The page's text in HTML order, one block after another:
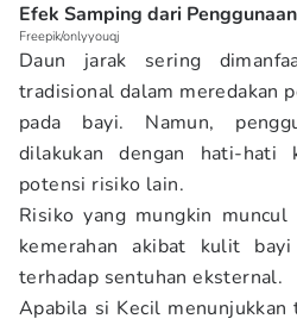
Efek Samping dari
Freepik/onlyyouqj
Daun jarak sering
tradisional dalam meredakan
pada bayi. Namun,
dilakukan dengan hati-hati
potensi risiko lain.
Risiko yang mungkin
kemerahan akibat kulit
terhadap sentuhan eksternal.
Apabila si Kecil menunjukkan